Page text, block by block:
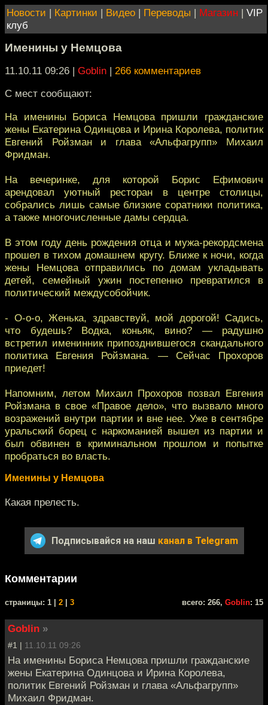
Новости | Картинки | Видео | Переводы | Магазин | VIP
клуб
Именины у Немцова
11.10.11 09:26 | Goblin | 266 комментариев
С мест сообщают:
На именины Бориса Немцова пришли гражданские
жены Екатерина Одинцова и Ирина Королева, политик
Евгений Ройзман и глава «Альфагрупп» Михаил
Фридман.
На вечеринке, для которой Борис Ефимович
арендовал уютный ресторан в центре столицы,
собрались лишь самые близкие соратники политика,
а также многочисленные дамы сердца.
В этом году день рождения отца и мужа-рекордсмена
прошел в тихом домашнем кругу. Ближе к ночи, когда
жены Немцова отправились по домам укладывать
детей, семейный ужин постепенно превратился в
политический междусобойчик.
- О-о-о, Женька, здравствуй, мой дорогой! Садись,
что будешь? Водка, коньяк, вино? — радушно
встретил именинник припозднившегося скандального
политика Евгения Ройзмана. — Сейчас Прохоров
приедет!
Напомним, летом Михаил Прохоров позвал Евгения
Ройзмана в свое «Правое дело», что вызвало много
возражений внутри партии и вне нее. Уже в сентябре
уральский борец с наркоманией вышел из партии и
был обвинен в криминальном прошлом и попытке
пробраться во власть.
Именины у Немцова
Какая прелесть.
Подписывайся на наш канал в Telegram
Комментарии
cтраницы: 1 | 2 3 всего: 266, Goblin: 15
Goblin »
#1 | 11.10.11 09:26
На именины Бориса Немцова пришли гражданские
жены Екатерина Одинцова и Ирина Королева,
политик Евгений Ройзман и глава «Альфагрупп»
Михаил Фридман.